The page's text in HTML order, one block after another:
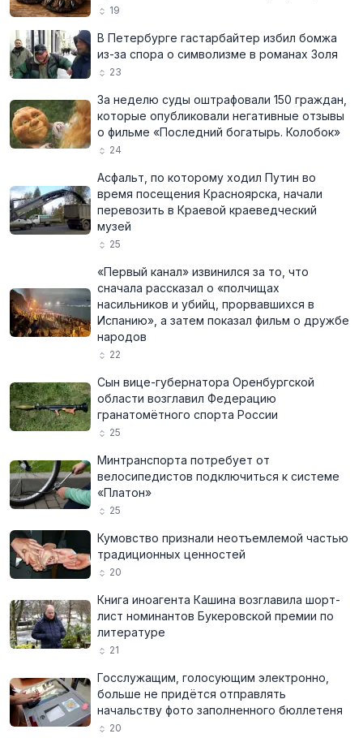
19
В Петербурге гастарбайтер избил бомжа
из-за спора о символизме в романах Золя
23
За неделю суды оштрафовали 150 граждан,
которые опубликовали негативные отзывы
о фильме «Последний богатырь. Колобок»
24
Асфальт, по которому ходил Путин во
время посещения Красноярска, начали
перевозить в Краевой краеведческий
музей
25
«Первый канал» извинился за то, что
сначала рассказал о «полчищах
насильников и убийц, прорвавшихся в
Испанию», а затем показал фильм о дружбе
народов
22
Сын вице-губернатора Оренбургской
области возглавил Федерацию
гранатомётного спорта России
25
Минтранспорта потребует от
велосипедистов подключиться к системе
«Платон»
25
Кумовство признали неотъемлемой частью
традиционных ценностей
20
Книга иноагента Кашина возглавила шорт-
лист номинантов Букеровской премии по
литературе
21
Госслужащим, голосующим электронно,
больше не придётся отправлять
начальству фото заполненного бюллетеня
20